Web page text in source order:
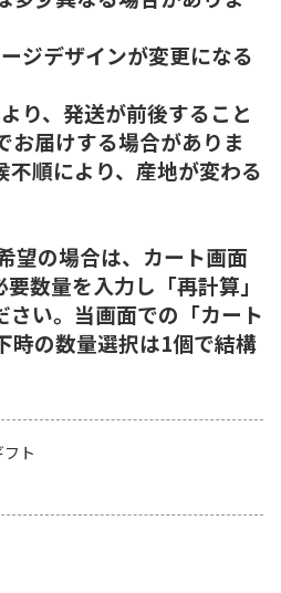
ジデザインが変更になる
り、発送が前後すること
お届けする場合がありま
不順により、産地が変わる
望の場合は、カート画面
数量を入力し「再計算」
さい。当画面での「カート
時の数量選択は1個で結構
ト